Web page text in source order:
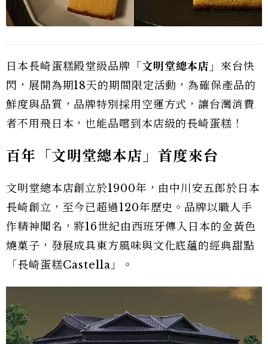
日本長崎蛋糕殿堂級品牌 「文明堂總本店」來台快
閃，展開為期18天的期間限定活動，為確保產品的
鮮度與品質，品牌特別採用空運方式，讓台灣消費
者不用飛日本，也能品嚐到本店級的長崎蛋糕！
百年「文明堂總本店」首度來台
文明堂總本店創立於1900年，由中川安五郎於日本
長崎創立，至今已超過120年歷史。品牌以職人手
作精神聞名，將16世紀由西班牙傳入日本的金黃色
燒菓子，發展成具東方風味與文化底蘊的經典甜點
「長崎蛋糕Castella」。